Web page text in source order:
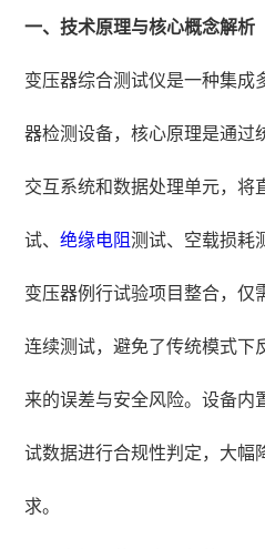
一、技术原理与核心概念解析
变压器综合测试仪是一种集成
器检测设备，核心原理是通过
交互系统和数据处理单元，将
试、绝缘电阻测试、空载损耗
变压器例行试验项目整合，仅
连续测试，避免了传统模式下
来的误差与安全风险。设备内
试数据进行合规性判定，大幅
求。